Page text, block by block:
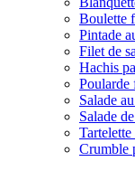
Boulette
Pintade
Filet de
Hachis
Poularde
Salade
Salade
Crumble